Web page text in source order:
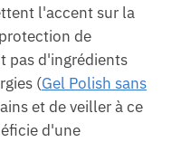
l'accent sur la
de
pas d'ingrédients
(Gel Polish sans
et de veiller à ce
d'une